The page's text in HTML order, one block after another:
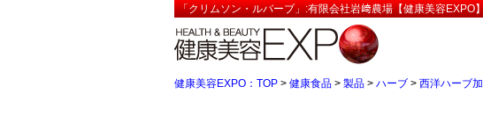
「クリムソン・ルバーブ」:有限会社岩﨑農場【健康美容EXPO
健康美容EXPO：TOP > 健康食品 > 製品 > ハーブ > 西洋ハーブ